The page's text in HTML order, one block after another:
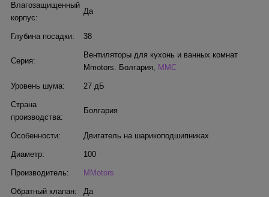
Влагозащищенный
корпус:
Да
Глубина посадки: 38
Серия:
Вентиляторы для кухонь и ванных комнат
Mmotors. Болгария, MMC
Уровень шума: 27 дБ
Страна
производства:
Болгария
Особенности: Двигатель на шарикоподшипниках
Диаметр: 100
Производитель: MMotors
Обратный клапан: Да